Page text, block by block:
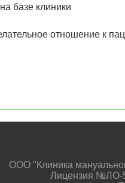
базе клиники
отношение к
ООО "Клиника
Лицензия №ЛО-